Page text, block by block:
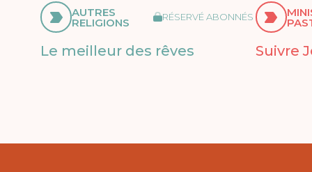
AUTRES
RELIGIONS RÉSERVÉ ABONNÉS
Le meilleur des rêves Suivre